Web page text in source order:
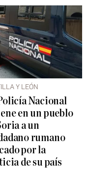
Y LEÓN
Nacional
en un pueblo
a un
rumano
por la
de su país